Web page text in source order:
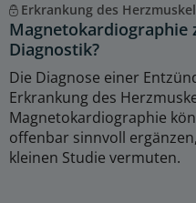
Erkrankung des
Magnetokardiographie
Diagnostik?
Die Diagnose einer
Erkrankung des
Magnetokardiographie
offenbar sinnvoll
kleinen Studie vermuten.